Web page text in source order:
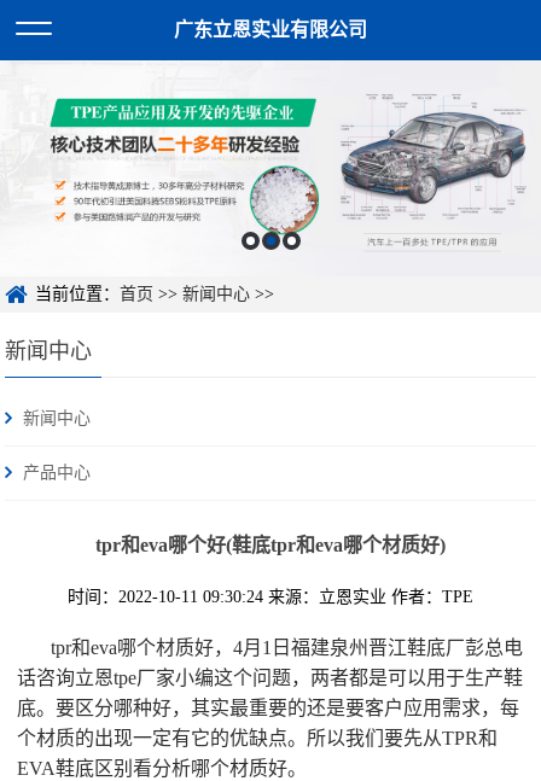
广东立恩实业有限公司
当前位置：首页 >>新闻中心 >>
新闻中心
新闻中心
产品中心
tpr和eva哪个好(鞋底tpr和eva哪个材质好)
时间：2022-10-11 09:30:24 来源：立恩实业 作者：TPE
tpr和eva哪个材质好，4月1日福建泉州晋江鞋底厂彭总电
话咨询立恩tpe厂家小编这个问题，两者都是可以用于生产鞋
底。要区分哪种好，其实最重要的还是要客户应用需求，每
个材质的出现一定有它的优缺点。所以我们要先从TPR和
EVA鞋底区别看分析哪个材质好。